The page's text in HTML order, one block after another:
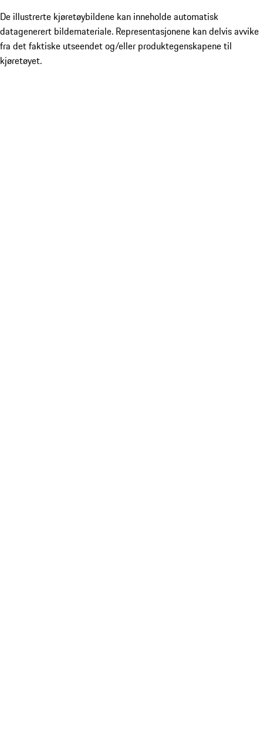
De illustrerte kjøretøybildene kan inneholde automatisk
datagenerert bildemateriale. Representasjonene kan delvis avvike
fra det faktiske utseendet og/eller produktegenskapene til
kjøretøyet.